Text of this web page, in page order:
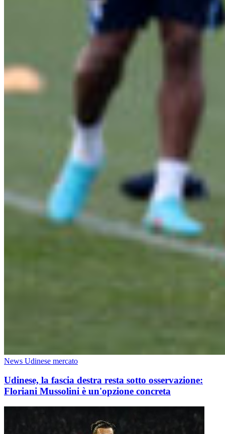
News Udinese mercato
Udinese, la fascia destra resta sotto osservazione:
Floriani Mussolini è un'opzione concreta